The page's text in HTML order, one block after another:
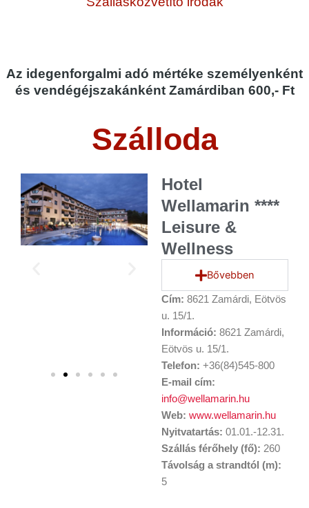
Az idegenforgalmi adó mértéke személyenként
és vendégéjszakánként Zamárdiban 600,- Ft
Szálloda
Hotel
Wellamarin ****
Leisure &
Wellness
Bővebben
Cím: 8621 Zamárdi, Eötvös
u. 15/1.
Információ: 8621 Zamárdi,
Eötvös u. 15/1.
Telefon: +36(84)545-800
E-mail cím:
info@wellamarin.hu
Web: www.wellamarin.hu
Nyitvatartás: 01.01.-12.31.
Szállás férőhely (fő): 260
Távolság a strandtól (m):
5